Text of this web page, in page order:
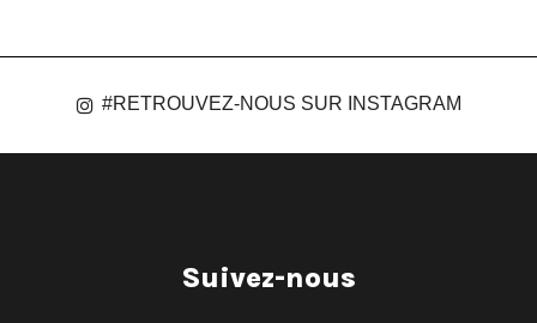
#RETROUVEZ-NOUS SUR INSTAGRAM
Suivez-nous